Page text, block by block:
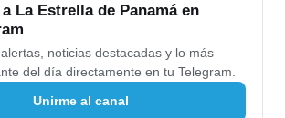
La Estrella de Panamá en
noticias destacadas y lo más
del día directamente en tu Telegram.
Unirme al canal